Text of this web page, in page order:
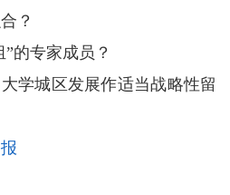
？
的专家成员？
学城区发展作适当战略性留